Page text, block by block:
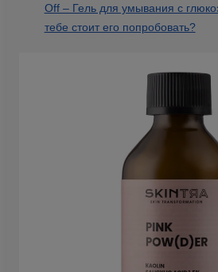
Off – Гель для умывания с
тебе стоит его попробовать?